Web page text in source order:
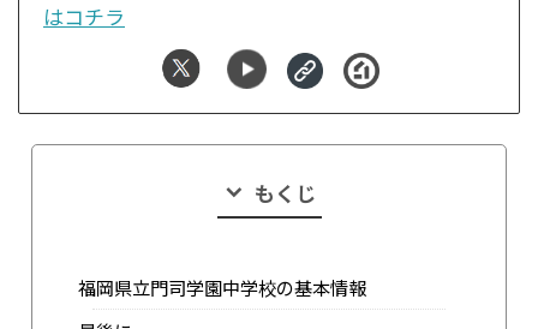
はコチラ
もくじ
福岡県立門司学園中学校の基本情報